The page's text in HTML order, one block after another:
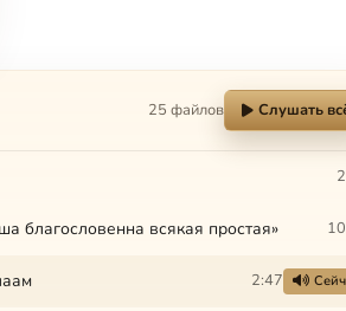
25 файлов Слушать
благословенна всякая простая»
2:47